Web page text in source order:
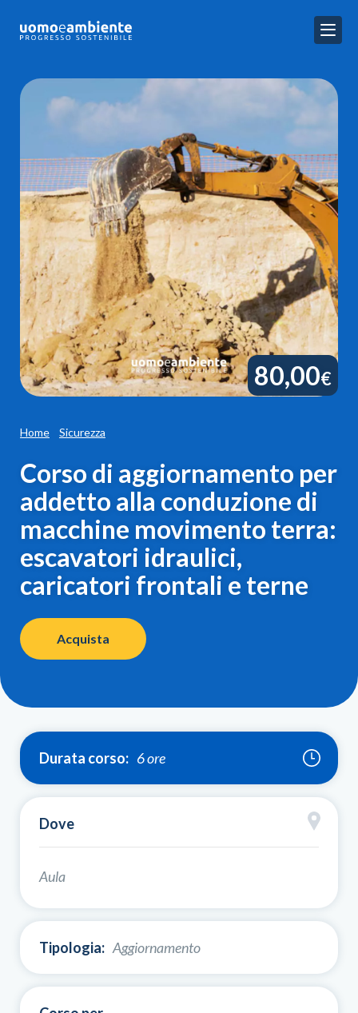
80,00€
Home Sicurezza
Corso di aggiornamento per
addetto alla conduzione di
macchine movimento terra:
escavatori idraulici,
caricatori frontali e terne
Acquista
Durata corso: 6 ore
Dove
Aula
Tipologia: Aggiornamento